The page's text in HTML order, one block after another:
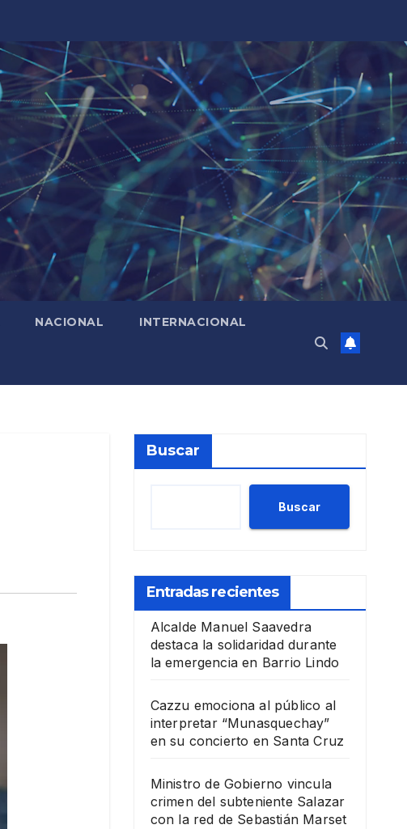
NACIONAL INTERNACIONAL
Buscar
Buscar
Entradas recientes
Alcalde Manuel Saavedra
destaca la solidaridad durante
la emergencia en Barrio Lindo
Cazzu emociona al público al
interpretar “Munasquechay”
en su concierto en Santa Cruz
Ministro de Gobierno vincula
crimen del subteniente Salazar
con la red de Sebastián Marset